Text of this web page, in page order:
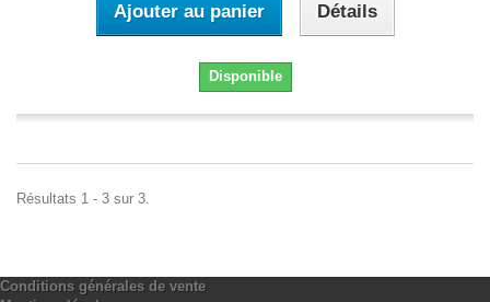
Ajouter au panier Détails
Disponible
Résultats 1 - 3 sur 3.
Conditions générales de vente